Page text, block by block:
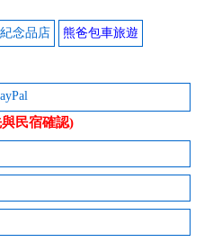
念品店 熊爸包車旅遊
民宿確認)